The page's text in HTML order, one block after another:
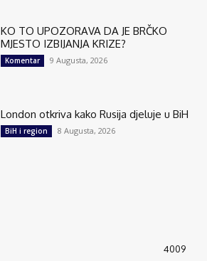
KO TO UPOZORAVA DA JE BRČKO
MJESTO IZBIJANJA KRIZE?
Komentar 9 Augusta, 2026
London otkriva kako Rusija djeluje u BiH
BiH i region 8 Augusta, 2026
4009